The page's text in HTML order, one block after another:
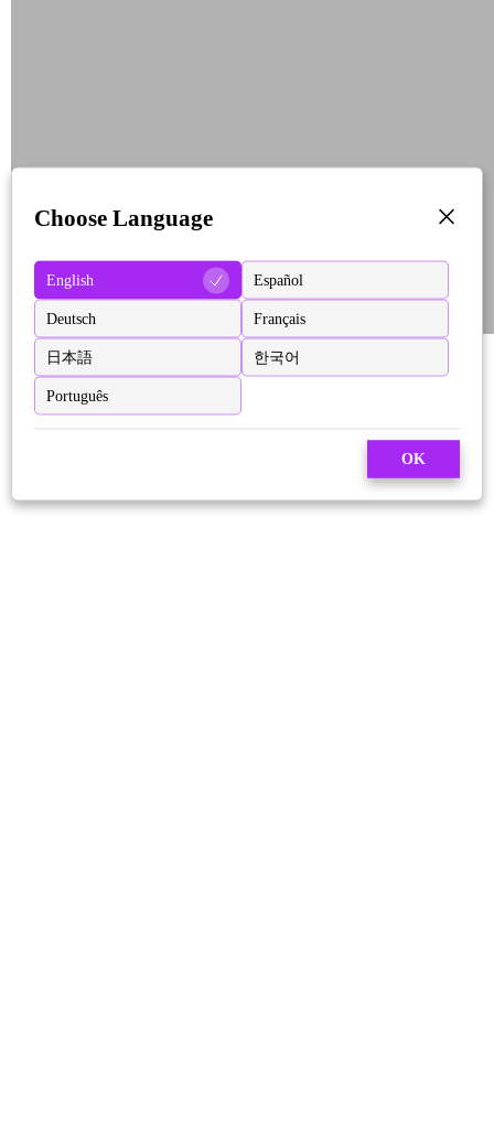
Choose Language
English Español
Deutsch Français
日本語 한국어
Português
OK